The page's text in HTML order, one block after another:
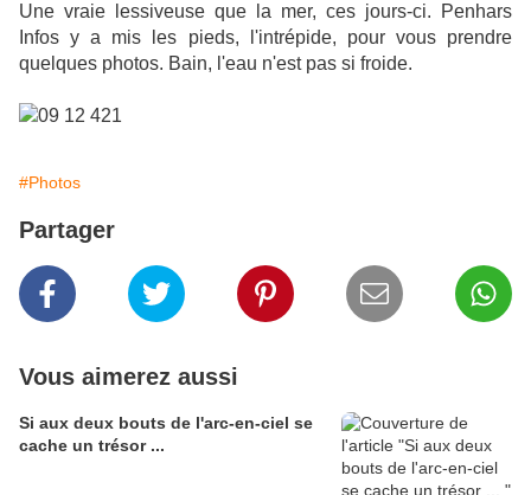
Une vraie lessiveuse que la mer, ces jours-ci. Penhars
Infos y a mis les pieds, l'intrépide, pour vous prendre
quelques photos. Bain, l'eau n'est pas si froide.
#Photos
Partager
Vous aimerez aussi
Si aux deux bouts de l'arc-en-ciel se
cache un trésor ...